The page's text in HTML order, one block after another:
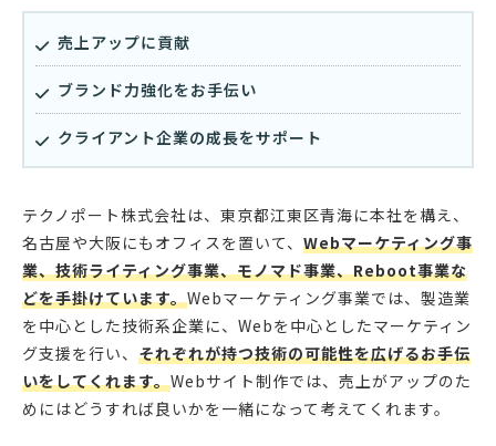
売上アップに貢献
ブランド力強化をお手伝い
クライアント企業の成長をサポート
テクノポート株式会社は、東京都江東区青海に本社を構え、
名古屋や大阪にもオフィスを置いて、 Webマーケティング事
業、技術ライティング事業、モノマド事業、Reboot事業な
どを手掛けています。Webマーケティング事業では、製造業
を中心とした技術系企業に、Webを中心としたマーケティン
グ支援を行い、 それぞれが持つ技術の可能性を広げるお手伝
いをしてくれます。Webサイト制作では、売上がアップのた
めにはどうすれば良いかを一緒になって考えてくれます。